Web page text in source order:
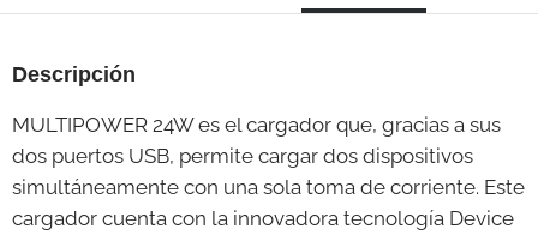
Descripción
MULTIPOWER 24W es el cargador que, gracias a sus
dos puertos USB, permite cargar dos dispositivos
simultáneamente con una sola toma de corriente. Este
cargador cuenta con la innovadora tecnología Device